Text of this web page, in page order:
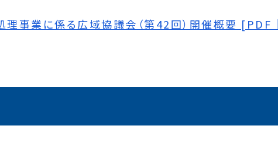
理事業に係る広域協議会（第42回）開催概要 [PDF｜